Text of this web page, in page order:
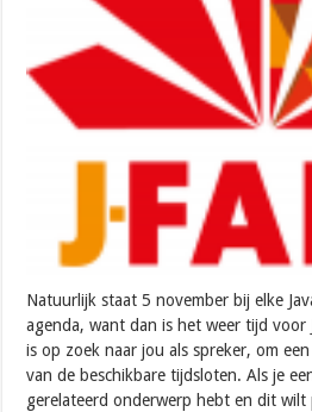
Natuurlijk staat 5 november bij elke
agenda, want dan is het weer tijd voor
is op zoek naar jou als spreker, om
van de beschikbare tijdsloten. Als je
gerelateerd onderwerp hebt en dit wilt